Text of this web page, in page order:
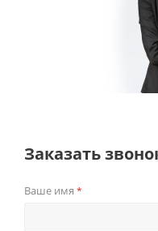
Заказать
Ваше имя *